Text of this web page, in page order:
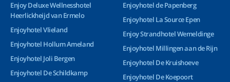
Enjoy Deluxe Wellnesshotel
Heerlickheijd van Ermelo
Enjoyhotel Vlieland
Enjoyhotel Hollum Ameland
Enjoyhotel Joli Bergen
Enjoyhotel De Schildkamp
Enjoyhotel de Papenberg
Enjoyhotel La Source Epen
Enjoy Strandhotel Wemeldinge
Enjoyhotel Millingen aan de Rijn
Enjoyhotel De Kruishoeve
Enjoyhotel De Koepoort